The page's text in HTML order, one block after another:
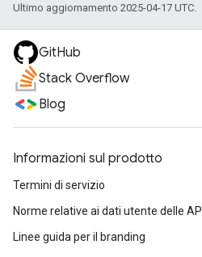
Ultimo aggiornamento 2025-04-17 UTC.
GitHub
Stack Overflow
Blog
Informazioni sul prodotto
Termini di servizio
Norme relative ai dati utente delle API
Linee guida per il branding